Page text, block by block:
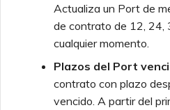
Campos de respuesta de
la API de Service Key de
Actualiza un Port de
de contrato de 12, 24,
cualquier momento.
Plazos del Port
contrato con plazo
vencido. A partir del